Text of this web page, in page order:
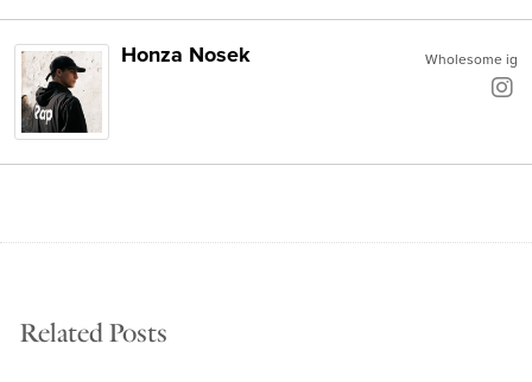
Wholesome ig
Honza Nosek
Related Posts